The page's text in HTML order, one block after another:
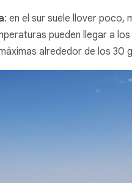
: en el sur suele llover poco,
pueden llegar a
alrededor de los 30